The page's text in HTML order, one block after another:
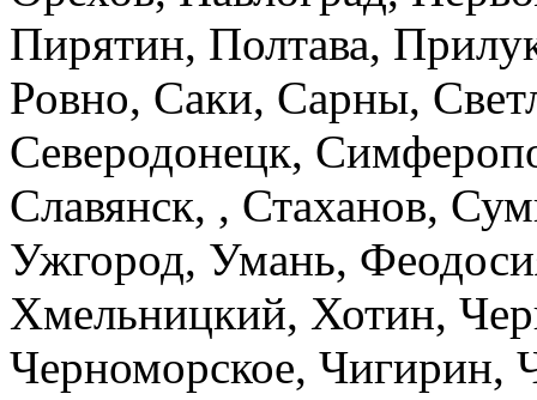
Пирятин, Полтава,
Ровно, Саки, Сарны,
Северодонецк,
Славянск, , Стаханов,
Ужгород, Умань,
Хмельницкий, Хотин,
Черноморское,